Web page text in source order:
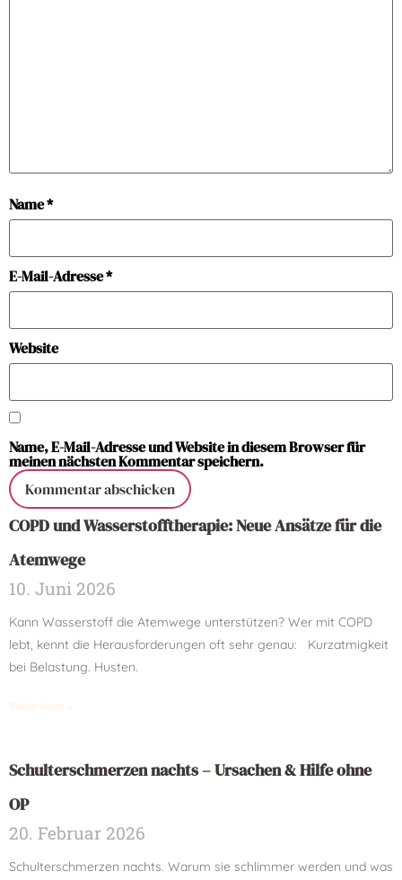
Name*
E-Mail-Adresse*
Website
Name, E-Mail-Adresse und Website in diesem Browser für
meinen nächsten Kommentar speichern.
COPD und Wasserstofftherapie: Neue Ansätze für die
Atemwege
10. Juni 2026
Kann Wasserstoff die Atemwege unterstützen? Wer mit COPD
lebt, kennt die Herausforderungen oft sehr genau: Kurzatmigkeit
bei Belastung. Husten.
Weiterlesen »
Schulterschmerzen nachts – Ursachen & Hilfe ohne
OP
20. Februar 2026
Schulterschmerzen nachts. Warum sie schlimmer werden und was